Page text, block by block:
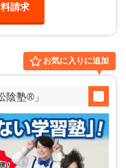
請求
お気に入りに追加
陰塾®」